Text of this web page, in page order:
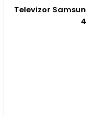
Televizor